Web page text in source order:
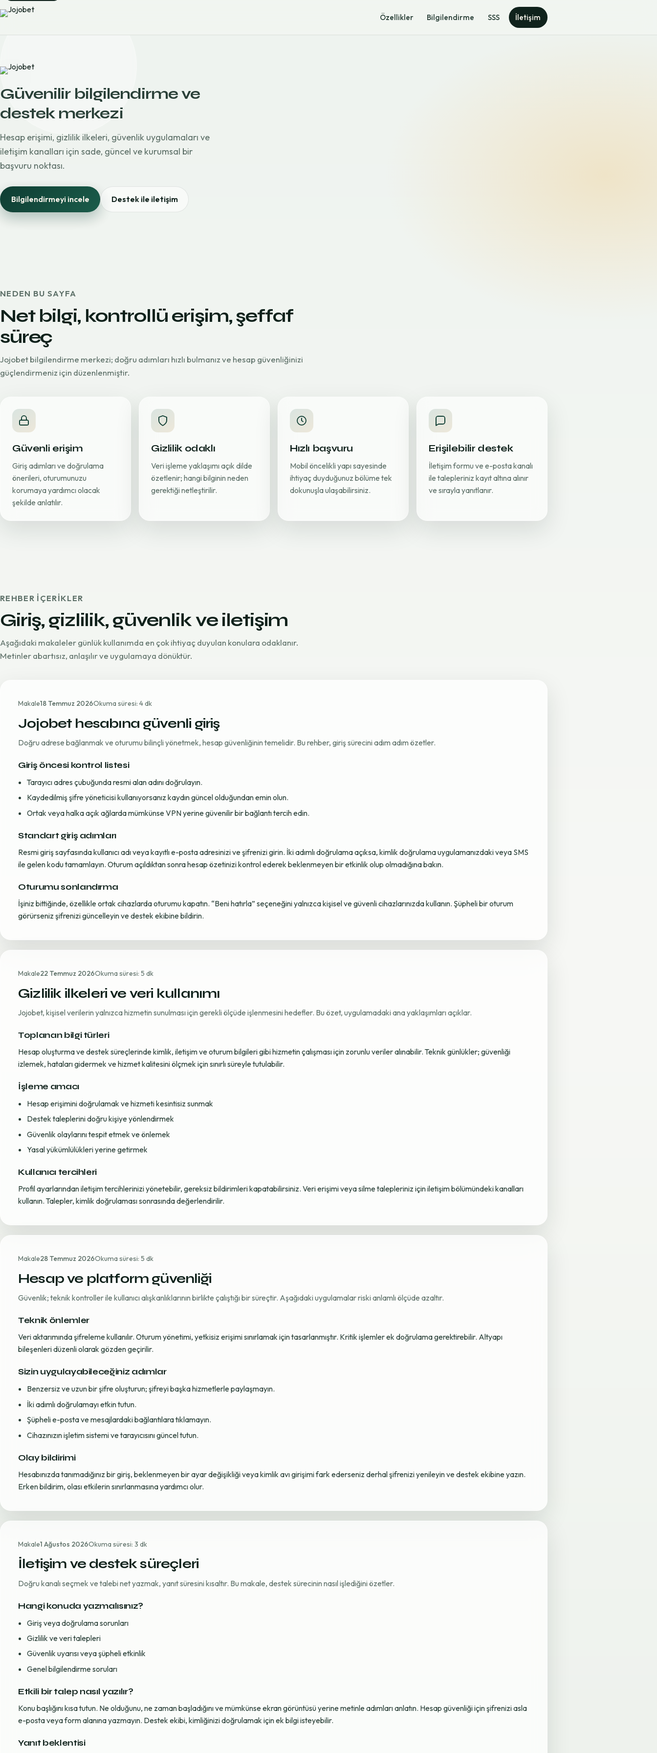
Özellikler Bilgilendirme SSS İletişim
Güvenilir bilgilendirme ve
destek merkezi
Hesap erişimi, gizlilik ilkeleri, güvenlik uygulamaları ve
iletişim kanalları için sade, güncel ve kurumsal bir
başvuru noktası.
Bilgilendirmeyi incele Destek ile iletişim
NEDEN BU SAYFA
Net bilgi, kontrollü erişim, şeffaf
süreç
Jojobet bilgilendirme merkezi; doğru adımları hızlı bulmanız ve hesap güvenliğinizi
güçlendirmeniz için düzenlenmiştir.
Güvenli erişim
Giriş adımları ve doğrulama
önerileri, oturumunuzu
korumaya yardımcı olacak
şekilde anlatılır.
Gizlilik odaklı
Veri işleme yaklaşımı açık dilde
özetlenir; hangi bilginin neden
gerektiği netleştirilir.
Hızlı başvuru
Mobil öncelikli yapı sayesinde
ihtiyaç duyduğunuz bölüme tek
dokunuşla ulaşabilirsiniz.
Erişilebilir destek
İletişim formu ve e-posta kanalı
ile talepleriniz kayıt altına alınır
ve sırayla yanıtlanır.
REHBER IÇERIKLER
Giriş, gizlilik, güvenlik ve iletişim
Aşağıdaki makaleler günlük kullanımda en çok ihtiyaç duyulan konulara odaklanır.
Metinler abartısız, anlaşılır ve uygulamaya dönüktür.
Makale18 Temmuz 2026Okuma süresi: 4 dk
Jojobet hesabına güvenli giriş
Doğru adrese bağlanmak ve oturumu bilinçli yönetmek, hesap güvenliğinin temelidir. Bu rehber, giriş sürecini adım adım özetler.
Giriş öncesi kontrol listesi
Tarayıcı adres çubuğunda resmi alan adını doğrulayın.
Kaydedilmiş şifre yöneticisi kullanıyorsanız kaydın güncel olduğundan emin olun.
Ortak veya halka açık ağlarda mümkünse VPN yerine güvenilir bir bağlantı tercih edin.
Standart giriş adımları
Resmi giriş sayfasında kullanıcı adı veya kayıtlı e-posta adresinizi ve şifrenizi girin. İki adımlı doğrulama açıksa, kimlik doğrulama uygulamanızdaki veya SMS
ile gelen kodu tamamlayın. Oturum açıldıktan sonra hesap özetinizi kontrol ederek beklenmeyen bir etkinlik olup olmadığına bakın.
Oturumu sonlandırma
İşiniz bittiğinde, özellikle ortak cihazlarda oturumu kapatın. “Beni hatırla” seçeneğini yalnızca kişisel ve güvenli cihazlarınızda kullanın. Şüpheli bir oturum
görürseniz şifrenizi güncelleyin ve destek ekibine bildirin.
Makale22 Temmuz 2026Okuma süresi: 5 dk
Gizlilik ilkeleri ve veri kullanımı
Jojobet, kişisel verilerin yalnızca hizmetin sunulması için gerekli ölçüde işlenmesini hedefler. Bu özet, uygulamadaki ana yaklaşımları açıklar.
Toplanan bilgi türleri
Hesap oluşturma ve destek süreçlerinde kimlik, iletişim ve oturum bilgileri gibi hizmetin çalışması için zorunlu veriler alınabilir. Teknik günlükler; güvenliği
izlemek, hataları gidermek ve hizmet kalitesini ölçmek için sınırlı süreyle tutulabilir.
İşleme amacı
Hesap erişimini doğrulamak ve hizmeti kesintisiz sunmak
Destek taleplerini doğru kişiye yönlendirmek
Güvenlik olaylarını tespit etmek ve önlemek
Yasal yükümlülükleri yerine getirmek
Kullanıcı tercihleri
Profil ayarlarından iletişim tercihlerinizi yönetebilir, gereksiz bildirimleri kapatabilirsiniz. Veri erişimi veya silme talepleriniz için iletişim bölümündeki kanalları
kullanın. Talepler, kimlik doğrulaması sonrasında değerlendirilir.
Makale28 Temmuz 2026Okuma süresi: 5 dk
Hesap ve platform güvenliği
Güvenlik; teknik kontroller ile kullanıcı alışkanlıklarının birlikte çalıştığı bir süreçtir. Aşağıdaki uygulamalar riski anlamlı ölçüde azaltır.
Teknik önlemler
Veri aktarımında şifreleme kullanılır. Oturum yönetimi, yetkisiz erişimi sınırlamak için tasarlanmıştır. Kritik işlemler ek doğrulama gerektirebilir. Altyapı
bileşenleri düzenli olarak gözden geçirilir.
Sizin uygulayabileceğiniz adımlar
Benzersiz ve uzun bir şifre oluşturun; şifreyi başka hizmetlerle paylaşmayın.
İki adımlı doğrulamayı etkin tutun.
Şüpheli e-posta ve mesajlardaki bağlantılara tıklamayın.
Cihazınızın işletim sistemi ve tarayıcısını güncel tutun.
Olay bildirimi
Hesabınızda tanımadığınız bir giriş, beklenmeyen bir ayar değişikliği veya kimlik avı girişimi fark ederseniz derhal şifrenizi yenileyin ve destek ekibine yazın.
Erken bildirim, olası etkilerin sınırlanmasına yardımcı olur.
Makale1 Ağustos 2026Okuma süresi: 3 dk
İletişim ve destek süreçleri
Doğru kanalı seçmek ve talebi net yazmak, yanıt süresini kısaltır. Bu makale, destek sürecinin nasıl işlediğini özetler.
Hangi konuda yazmalısınız?
Giriş veya doğrulama sorunları
Gizlilik ve veri talepleri
Güvenlik uyarısı veya şüpheli etkinlik
Genel bilgilendirme soruları
Etkili bir talep nasıl yazılır?
Konu başlığını kısa tutun. Ne olduğunu, ne zaman başladığını ve mümkünse ekran görüntüsü yerine metinle adımları anlatın. Hesap güvenliği için şifrenizi asla
e-posta veya form alanına yazmayın. Destek ekibi, kimliğinizi doğrulamak için ek bilgi isteyebilir.
Yanıt beklentisi